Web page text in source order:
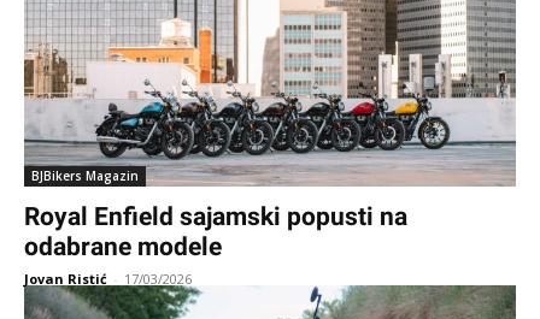
BJBikers Magazin
Royal Enfield sajamski popusti na
odabrane modele
Jovan Ristić - 17/03/2026